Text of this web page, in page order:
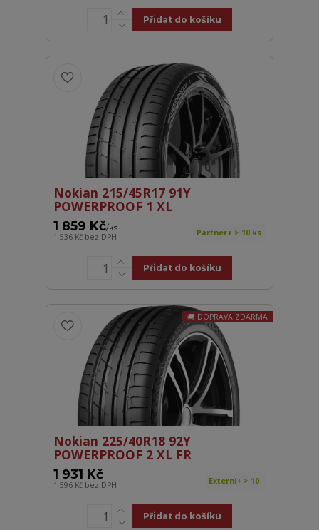
Přidat do košíku
Nokian 215/45R17 91Y
POWERPROOF 1 XL
1 859 Kč/ks
1 536 Kč bez DPH Partner+ > 10 ks
Přidat do košíku
DOPRAVA ZDARMA
Nokian 225/40R18 92Y
POWERPROOF 2 XL FR
1 931 Kč
1 596 Kč bez DPH Externí+ > 10
Přidat do košíku